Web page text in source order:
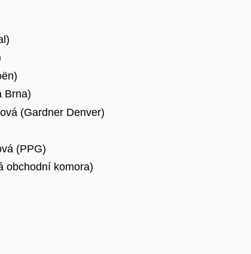
Brna)
(Gardner Denver)
(PPG)
obchodní komora)